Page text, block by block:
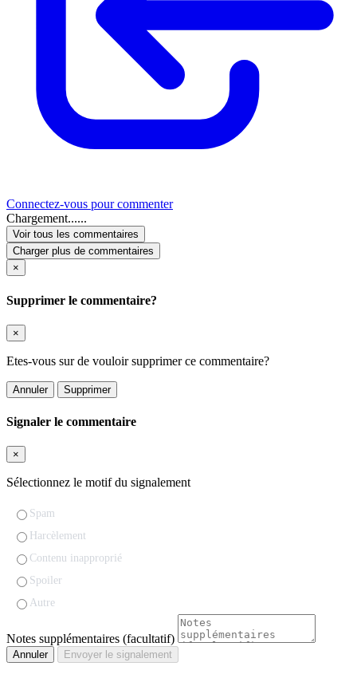
Connectez-vous pour commenter
Chargement......
Voir tous les commentaires
Charger plus de commentaires
×
Supprimer le commentaire?
×
Etes-vous sur de vouloir supprimer ce commentaire?
Annuler Supprimer
Signaler le commentaire
×
Sélectionnez le motif du signalement
Spam
Harcèlement
Contenu inapproprié
Spoiler
Autre
Notes supplémentaires (facultatif)
Annuler Envoyer le signalement